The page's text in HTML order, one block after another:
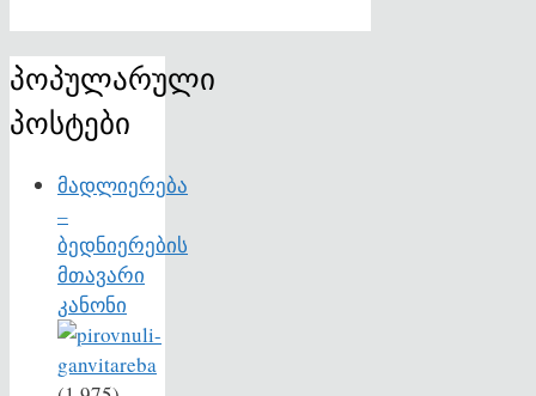
პოპულარული
პოსტები
მადლიერება
–
ბედნიერების
მთავარი
კანონი